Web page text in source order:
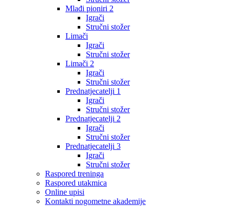
Mlađi pioniri 2
Igrači
Stručni stožer
Limači
Igrači
Stručni stožer
Limači 2
Igrači
Stručni stožer
Prednatjecatelji 1
Igrači
Stručni stožer
Prednatjecatelji 2
Igrači
Stručni stožer
Prednatjecatelji 3
Igrači
Stručni stožer
Raspored treninga
Raspored utakmica
Online upisi
Kontakti nogometne akademije